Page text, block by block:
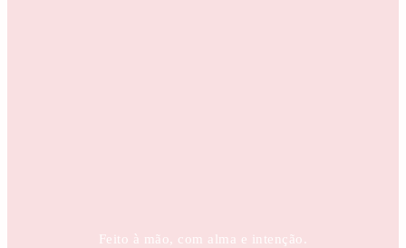
Feito à mão, com alma e intenção.